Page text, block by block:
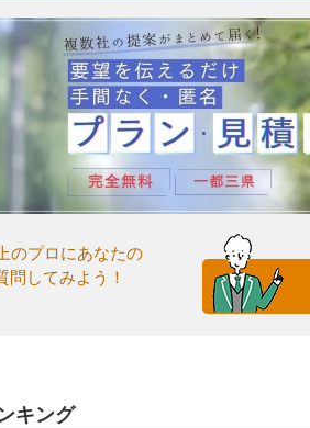
のプロにあなたの
問してみよう！
キング